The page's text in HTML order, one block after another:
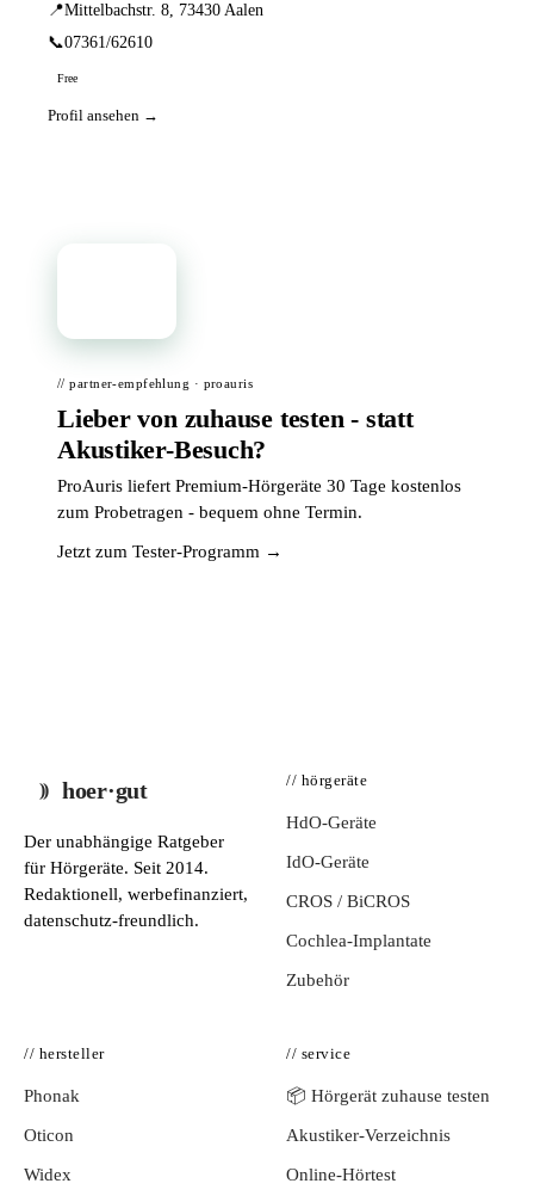
📍Mittelbachstr. 8, 73430 Aalen
📞07361/62610
Free
Profil ansehen →
// partner-empfehlung · proauris
Lieber von zuhause testen - statt
Akustiker-Besuch?
ProAuris liefert Premium-Hörgeräte 30 Tage kostenlos
zum Probetragen - bequem ohne Termin.
Jetzt zum Tester-Programm →
hoer·gut
Der unabhängige Ratgeber
für Hörgeräte. Seit 2014.
Redaktionell, werbefinanziert,
datenschutz-freundlich.
// hörgeräte
HdO-Geräte
IdO-Geräte
CROS / BiCROS
Cochlea-Implantate
Zubehör
// hersteller
Phonak
Oticon
Widex
// service
📦 Hörgerät zuhause testen
Akustiker-Verzeichnis
Online-Hörtest